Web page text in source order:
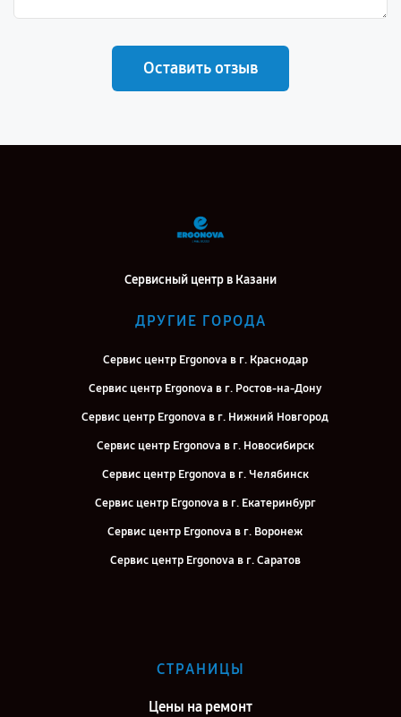
Оставить отзыв
Сервисный центр в Казани
ДРУГИЕ ГОРОДА
Сервис центр Ergonova в г. Краснодар
Сервис центр Ergonova в г. Ростов-на-Дону
Сервис центр Ergonova в г. Нижний Новгород
Сервис центр Ergonova в г. Новосибирск
Сервис центр Ergonova в г. Челябинск
Сервис центр Ergonova в г. Екатеринбург
Сервис центр Ergonova в г. Воронеж
Сервис центр Ergonova в г. Саратов
Сервис центр Ergonova в г. Санкт-Петербург
СТРАНИЦЫ
Цены на ремонт